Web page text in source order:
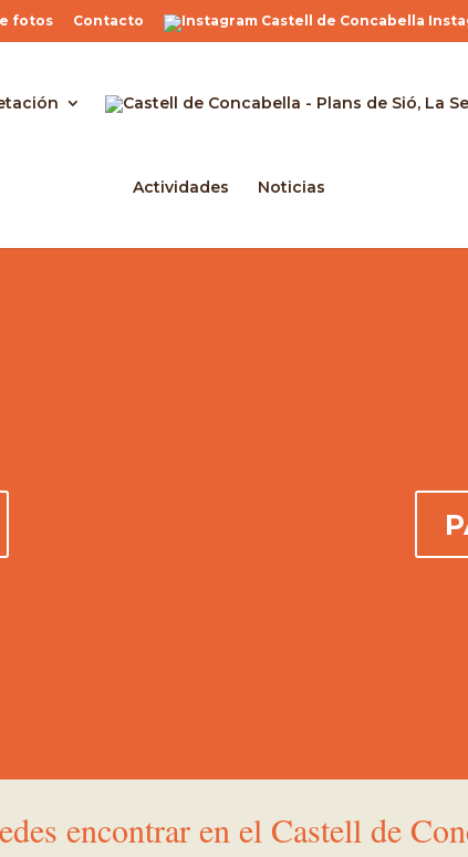
fotos Contacto
Actividades Noticias
encontrar en el Castell de